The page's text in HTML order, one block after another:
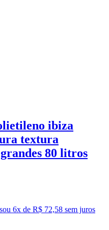
ibiza
textura
80 litros
ou 6x de R$ 72,58 sem juros